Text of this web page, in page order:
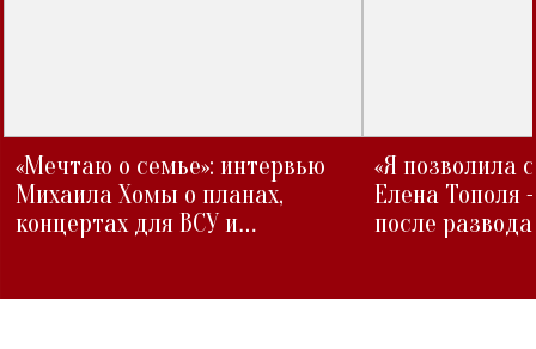
«Мечтаю о семье»: интервью
Михаила Хомы о планах,
концертах для ВСУ и
«Я позволила
Елена Тополя
после развода